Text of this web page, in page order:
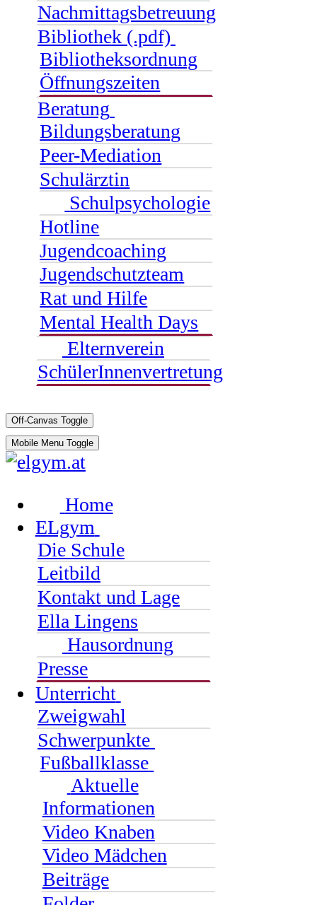
Nachmittagsbetreuung
Bibliothek (.pdf)
Bibliotheksordnung
Öffnungszeiten
Beratung
Bildungsberatung
Peer-Mediation
Schulärztin
Schulpsychologie
Hotline
Jugendcoaching
Jugendschutzteam
Rat und Hilfe
Mental Health Days
Elternverein
SchülerInnenvertretung
Off-Canvas Toggle
Mobile Menu Toggle
Home
ELgym
Die Schule
Leitbild
Kontakt und Lage
Ella Lingens
Hausordnung
Presse
Unterricht
Zweigwahl
Schwerpunkte
Fußballklasse
Aktuelle
Informationen
Video Knaben
Video Mädchen
Beiträge